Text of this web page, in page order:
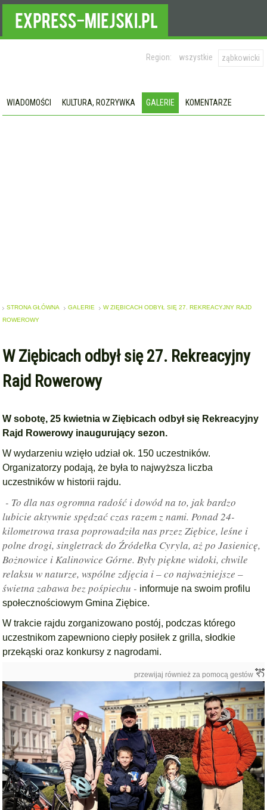
Region: wszystkie ząbkowicki
WIADOMOŚCI KULTURA, ROZRYWKA GALERIE KOMENTARZE
STRONA GŁÓWNA GALERIE
W ZIĘBICACH ODBYŁ SIĘ 27. REKREACYJNY RAJD
ROWEROWY
W Ziębicach odbył się 27. Rekreacyjny
Rajd Rowerowy
W sobotę, 25 kwietnia w Ziębicach odbył się Rekreacyjny
Rajd Rowerowy inaugurujący sezon.
W wydarzeniu wzięło udział ok. 150 uczestników.
Organizatorzy podają, że była to najwyższa liczba
uczestników w historii rajdu.
- To dla nas ogromna radość i dowód na to, jak bardzo
lubicie aktywnie spędzać czas razem z nami. Ponad 24-
kilometrowa trasa poprowadziła nas przez Ziębice, leśne i
polne drogi, singletrack do Źródełka Cyryla, aż po Jasienicę,
Bożnowice i Kalinowice Górne. Były piękne widoki, chwile
relaksu w naturze, wspólne zdjęcia i – co najważniejsze –
świetna zabawa bez pośpiechu - informuje na swoim profilu
społecznościowym Gmina Ziębice.
W trakcie rajdu zorganizowano postój, podczas którego
uczestnikom zapewniono ciepły posiłek z grilla, słodkie
przekąski oraz konkursy z nagrodami.
przewijaj również za pomocą gestów